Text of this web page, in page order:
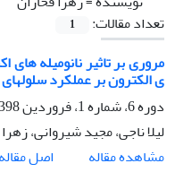
تعداد مقالات:
1
مروری بر تاثیر نانومیله
ی الکترون بر عملکرد
دوره 6، شماره 1، فروردین 1398، صفحه
لیلا ناجی، مجید شیروانی،
مشاهده مقاله
اصل مقاله